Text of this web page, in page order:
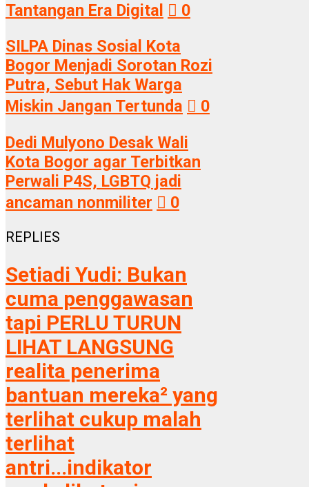
Tantangan Era Digital
0
SILPA Dinas Sosial Kota
Bogor Menjadi Sorotan Rozi
Putra, Sebut Hak Warga
Miskin Jangan Tertunda
0
Dedi Mulyono Desak Wali
Kota Bogor agar Terbitkan
Perwali P4S, LGBTQ jadi
ancaman nonmiliter
0
REPLIES
Setiadi Yudi: Bukan
cuma penggawasan
tapi PERLU TURUN
LIHAT LANGSUNG
realita penerima
bantuan mereka² yang
terlihat cukup malah
terlihat
antri...indikator